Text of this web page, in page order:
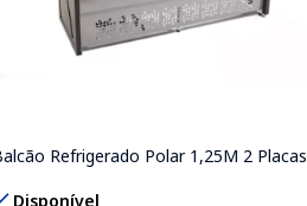
Refrigerado Polar 1,25M 2 Placas
Disponível